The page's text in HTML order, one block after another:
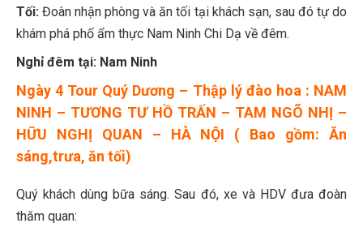
Tối: Đoàn nhận phòng và ăn tối tại khách sạn, sau đó tự do
khám phá phố ẩm thực Nam Ninh Chi Dạ về đêm.
Nghỉ đêm tại: Nam Ninh
Ngày 4 Tour Quý Dương – Thập lý đào hoa : NAM
NINH – TƯƠNG TƯ HỒ TRẤN – TAM NGÕ NHỊ –
HỮU NGHỊ QUAN – HÀ NỘI ( Bao gồm: Ăn
sáng,trưa, ăn tối)
Quý khách dùng bữa sáng. Sau đó, xe và HDV đưa đoàn
thăm quan: